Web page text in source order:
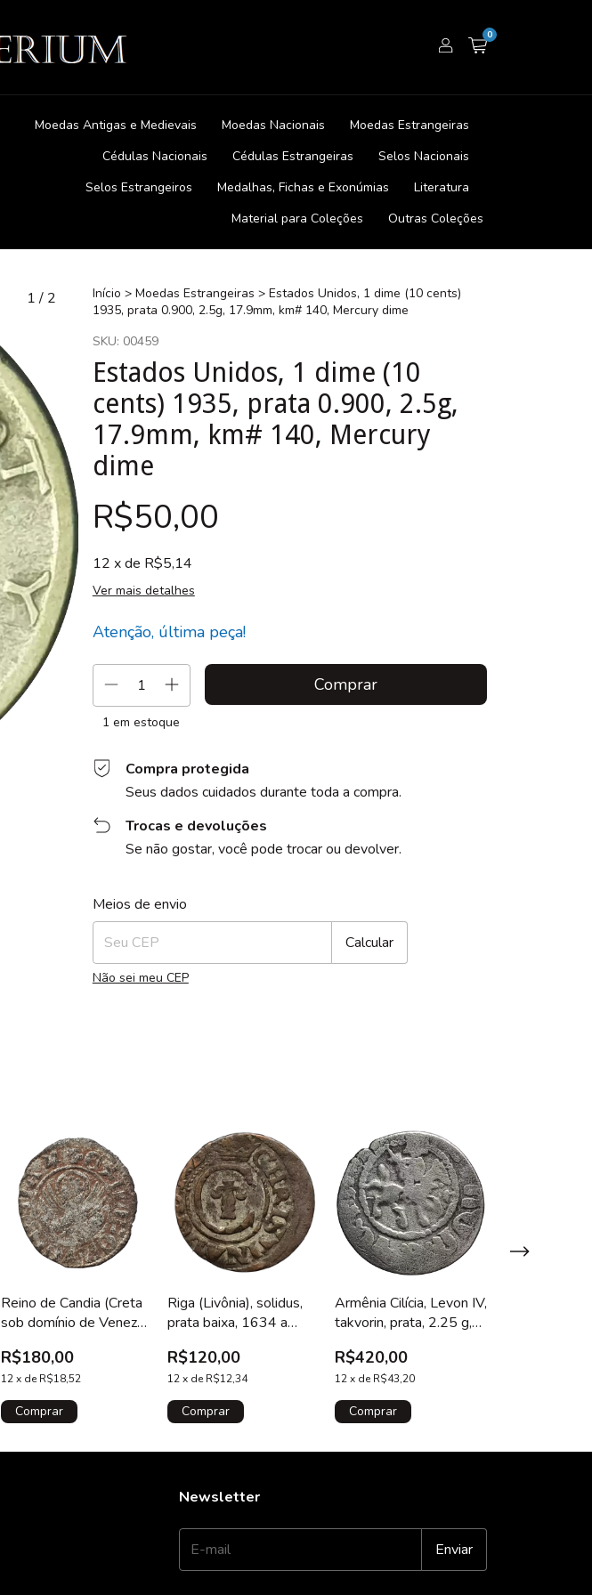
0
Moedas Antigas e Medievais Moedas Nacionais
Moedas Estrangeiras
Cédulas Nacionais
Cédulas Estrangeiras
Selos Nacionais
Selos Estrangeiros
Medalhas, Fichas e Exonúmias
Literatura
Material para Coleções
Outras Coleções
1/ 2 Início > Moedas Estrangeiras > Estados Unidos, 1 dime (10 cents)
1935, prata 0.900, 2.5g, 17.9mm, km# 140, Mercury dime
SKU: 00459
Estados Unidos, 1 dime (10
cents) 1935, prata 0.900, 2.5g,
17.9mm, km# 140, Mercury
dime
R$50,00
12 x de R$5,14
Ver mais detalhes
Atenção, última peça!
1 em estoque
Compra protegida
Seus dados cuidados durante toda a compra.
Trocas e devoluções
Se não gostar, você pode trocar ou devolver.
Entregas para o CEP:
Meios de envio
Calcular
Não sei meu CEP
Reino de Candia (Creta
sob domínio de Veneza),
tornesello, prata baixa,
18 mm, 0.7 g, 1368 a
1382, N#114237
R$180,00
12x de R$18,52
Riga (Livônia), solidus,
prata baixa, 1634 a
R$120,00
12 x de R$12,34
Armênia Cilícia, Levon IV,
takvorin, prata, 2.25 g,
1320 a 1342 d.C.
R$420,00
12 x de R$43,20
Newsletter